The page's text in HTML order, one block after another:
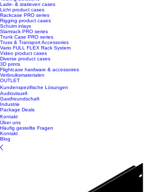
Lade- & statieven cases
Licht product cases
Rackcase PRO series
Rigging product cases
Schuim inlays
Slamrack PRO series
Trunk Case PRO series
Truss & Transport Accessories
Vario FULL FLEX Rack System
Video product cases
Diverse product cases
3D prints
Flightcase hardware & accessoires
Verbruiksmaterialen
OUTLET
Kundenspezifische Lösungen
Audiovisuell
Gastfreundschaft
Industrie
Package Deals
Kontakt
Über uns
Häufig gestellte Fragen
Kontakt
Blog